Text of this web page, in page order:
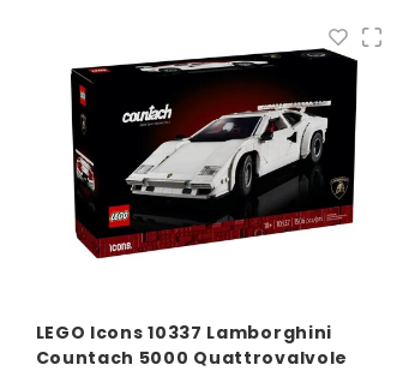
LEGO Icons 10337 Lamborghini
Countach 5000 Quattrovalvole